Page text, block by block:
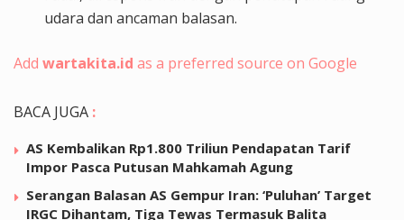
udara dan ancaman balasan.
Add wartakita.id as a preferred source on Google
BACA JUGA :
AS Kembalikan Rp1.800 Triliun Pendapatan Tarif
Impor Pasca Putusan Mahkamah Agung
Serangan Balasan AS Gempur Iran: ‘Puluhan’ Target
IRGC Dihantam, Tiga Tewas Termasuk Balita